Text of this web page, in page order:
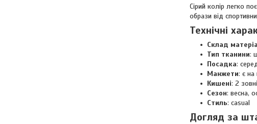
Сірий колір легко
образи від
Технічні
Склад
Тип тканини:
Посадка:
Манжети: є на
Кишені: 2
Сезон: весна,
Стиль: casual
Догляд за